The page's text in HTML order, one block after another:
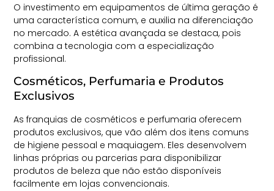
O investimento em equipamentos de última geração é
uma característica comum, e auxilia na diferenciação
no mercado. A estética avançada se destaca, pois
combina a tecnologia com a especialização
profissional.
Cosméticos, Perfumaria e Produtos
Exclusivos
As franquias de cosméticos e perfumaria oferecem
produtos exclusivos, que vão além dos itens comuns
de higiene pessoal e maquiagem. Eles desenvolvem
linhas próprias ou parcerias para disponibilizar
produtos de beleza que não estão disponíveis
facilmente em lojas convencionais.